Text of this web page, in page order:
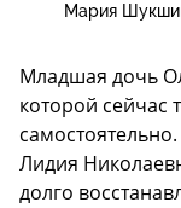
Мария
Младшая дочь
которой сейчас
Лидия
долго